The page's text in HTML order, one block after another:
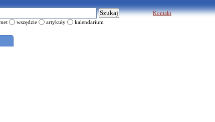
wszędzie artykuły kalendarium
Kontakt